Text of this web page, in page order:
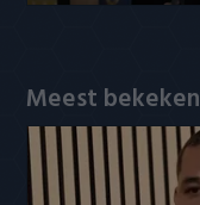
Meest bekeken